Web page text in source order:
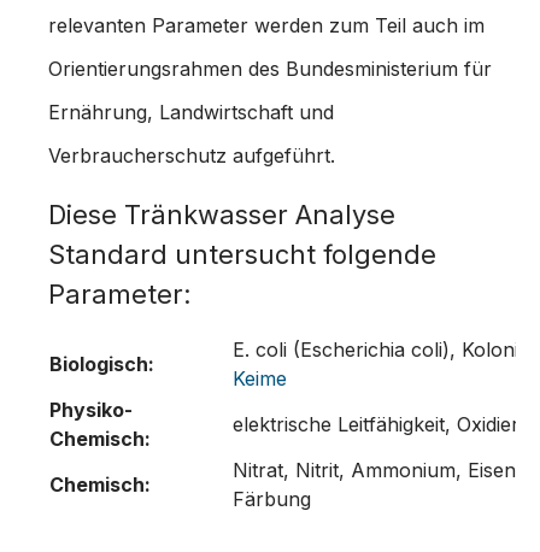
relevanten Parameter werden zum Teil auch im
Orientierungsrahmen des Bundesministerium für
Ernährung, Landwirtschaft und
Verbraucherschutz aufgeführt.
Diese Tränkwasser Analyse
Standard untersucht folgende
Parameter:
Biologisch:
E. coli (Escherichia coli),
Keime
Physiko-
Chemisch:
elektrische Leitfähigkeit,
Chemisch:
Nitrat, Nitrit, Ammonium, Eisen,
Färbung